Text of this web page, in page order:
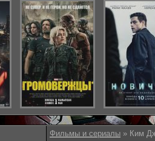
Фильмы и сериалы » Ким